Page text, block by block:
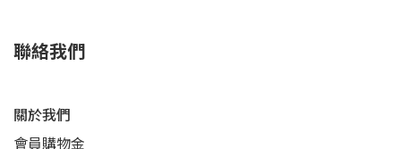
聯絡我們
關於我們
會員購物金